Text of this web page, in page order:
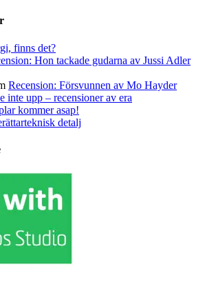
finns det?
Hon tackade gudarna av Jussi Adler
Recension: Försvunnen av Mo Hayder
inte upp – recensioner av era
kommer asap!
detalj